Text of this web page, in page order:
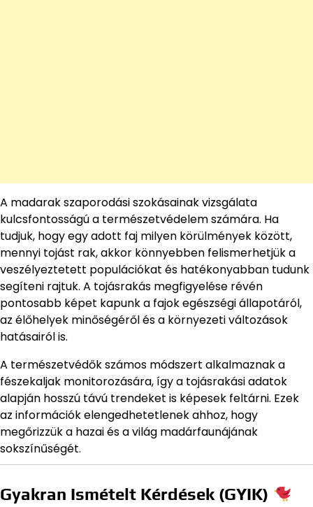
A madarak szaporodási szokásainak vizsgálata
kulcsfontosságú a természetvédelem számára. Ha
tudjuk, hogy egy adott faj milyen körülmények között,
mennyi tojást rak, akkor könnyebben felismerhetjük a
veszélyeztetett populációkat és hatékonyabban tudunk
segíteni rajtuk. A tojásrakás megfigyelése révén
pontosabb képet kapunk a fajok egészségi állapotáról,
az élőhelyek minőségéről és a környezeti változások
hatásairól is.
A természetvédők számos módszert alkalmaznak a
fészekaljak monitorozására, így a tojásrakási adatok
alapján hosszú távú trendeket is képesek feltárni. Ezek
az információk elengedhetetlenek ahhoz, hogy
megőrizzük a hazai és a világ madárfaunájának
sokszínűségét.
Gyakran Ismételt Kérdések (GYIK)